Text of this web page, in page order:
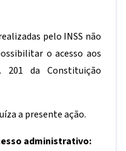
pelo INSS não
o acesso aos
da Constituição
a presente ação.
administrativo: